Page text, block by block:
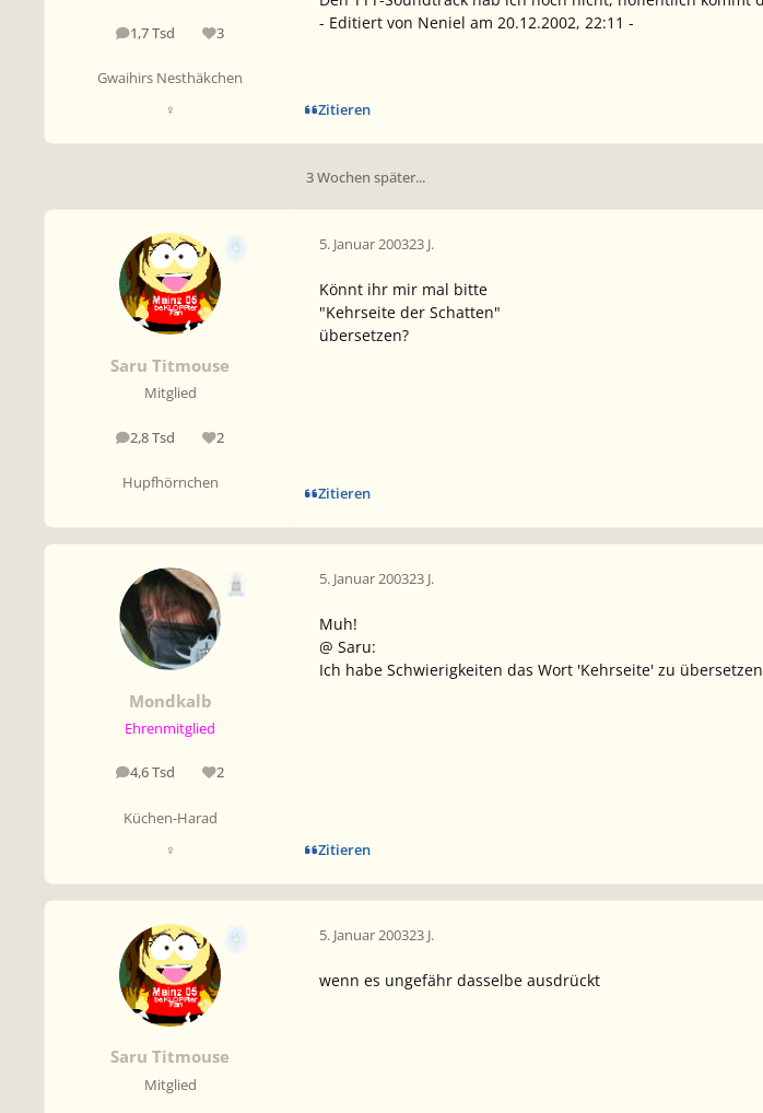
1,7 Tsd
Beiträge 3
Reputation
Gwaihirs Nesthäkchen
♀
- Editiert von Neniel am 20.12.2002, 22:11 -
Zitieren
3 Wochen später...
Saru Titmouse
Mitglied
2,8 Tsd
Beiträge 2
Reputation
Hupfhörnchen
5. Januar 200323 J.
Könnt ihr mir mal bitte
"Kehrseite der Schatten"
übersetzen?
Zitieren
Mondkalb
Ehrenmitglied
4,6 Tsd
Beiträge 2
Reputation
Küchen-Harad
♀
5. Januar 200323 J.
Muh!
@ Saru:
Ich habe Schwierigkeiten das Wort 'Kehrseite' zu
Zitieren
Saru Titmouse
Mitglied
5. Januar 200323 J.
wenn es ungefähr dasselbe ausdrückt